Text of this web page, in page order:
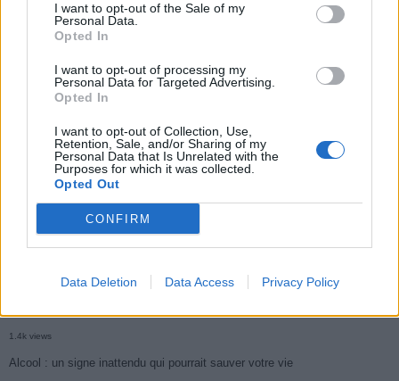
I want to opt-out of the Sale of my
Personal Data.
Opted In
I want to opt-out of processing my
Personal Data for Targeted Advertising.
Opted In
I want to opt-out of Collection, Use,
Retention, Sale, and/or Sharing of my
Personal Data that Is Unrelated with the
Purposes for which it was collected.
Opted Out
CONFIRM
Data Deletion Data Access Privacy Policy
Médicament retiré en urgence pour risques graves et données falsifiées
Ce cancer mortel explose chez les personnes nées après 1980 : le
symptôme à repérer
Je suis cardiologue et voici le seul chocolat que je valide : c’est le
meilleur pour le cœur
1.7k views
Cancer du foie : Symptômes silencieux mais vitaux à connaître
CARTE. Le cancer est plus mortel dans cette région qu’ailleurs : les
1.4k views
Alcool : un signe inattendu qui pourrait sauver votre vie